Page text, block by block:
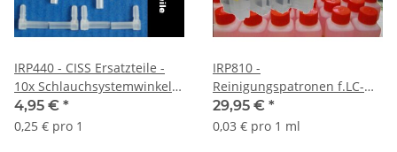
IRP440 - CISS Ersatzteile -
10x Schlauchsystemwinkel
und 10x Anschlussgummi
4,95 € *
0,25 € pro 1
IRP810 -
Reinigungspatronen f.LC-
900 + 1 Liter
Druckkopfreiniger
29,95 € *
0,03 € pro 1 ml